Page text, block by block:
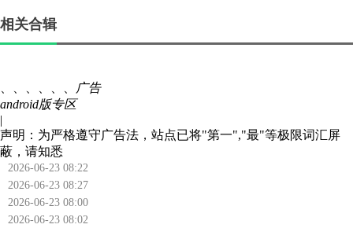
相关合辑
广告
android版专区
|
声明：为严格遵守广告法，站点已将"第一","最"等极限词汇屏
蔽，请知悉
2026-06-23 08:22
2026-06-23 08:27
2026-06-23 08:00
2026-06-23 08:02